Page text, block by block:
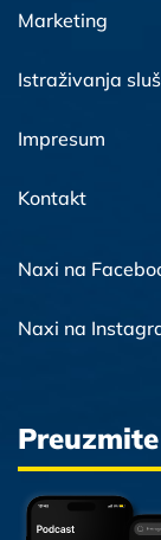
Marketing
Istraživanja
Impresum
Kontakt
Naxi na
Naxi na